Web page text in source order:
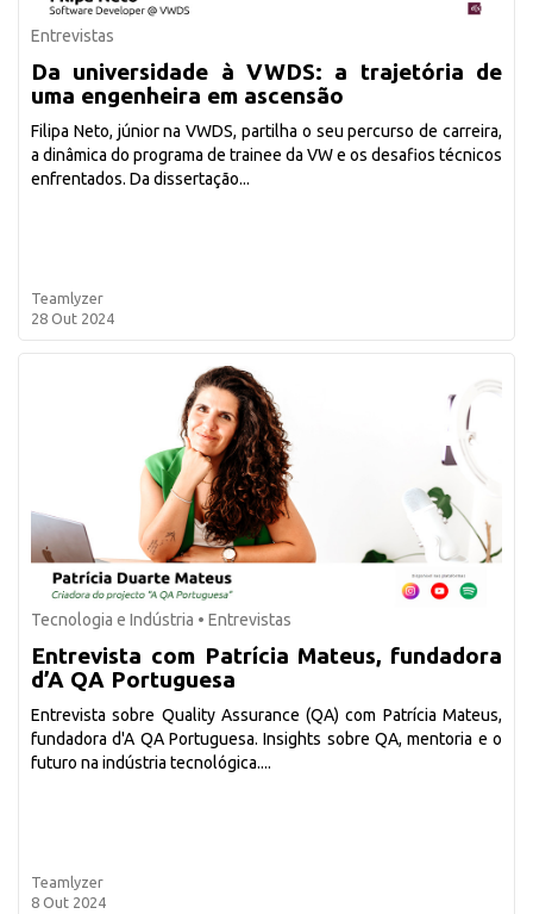
Entrevistas
Da universidade à VWDS: a trajetória de
uma engenheira em ascensão
Filipa Neto, júnior na VWDS, partilha o seu percurso de carreira,
a dinâmica do programa de trainee da VW e os desafios técnicos
enfrentados. Da dissertação...
Teamlyzer
28 Out 2024
Tecnologia e Indústria • Entrevistas
Entrevista com Patrícia Mateus, fundadora
d’A QA Portuguesa
Entrevista sobre Quality Assurance (QA) com Patrícia Mateus,
fundadora d'A QA Portuguesa. Insights sobre QA, mentoria e o
futuro na indústria tecnológica....
Teamlyzer
8 Out 2024